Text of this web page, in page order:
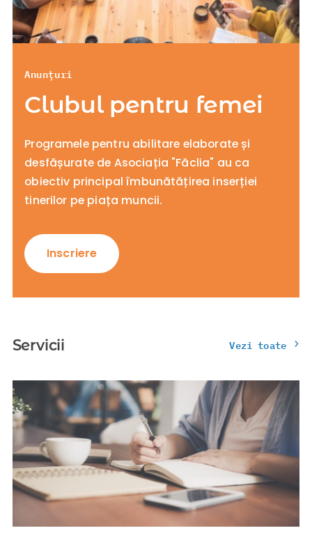
Anunțuri
Clubul pentru femei
Programele pentru abilitare elaborate și
desfășurate de Asociația "Făclia" au ca
obiectiv principal îmbunătățirea inserției
tinerilor pe piața muncii.
Inscriere
Servicii Vezi toate